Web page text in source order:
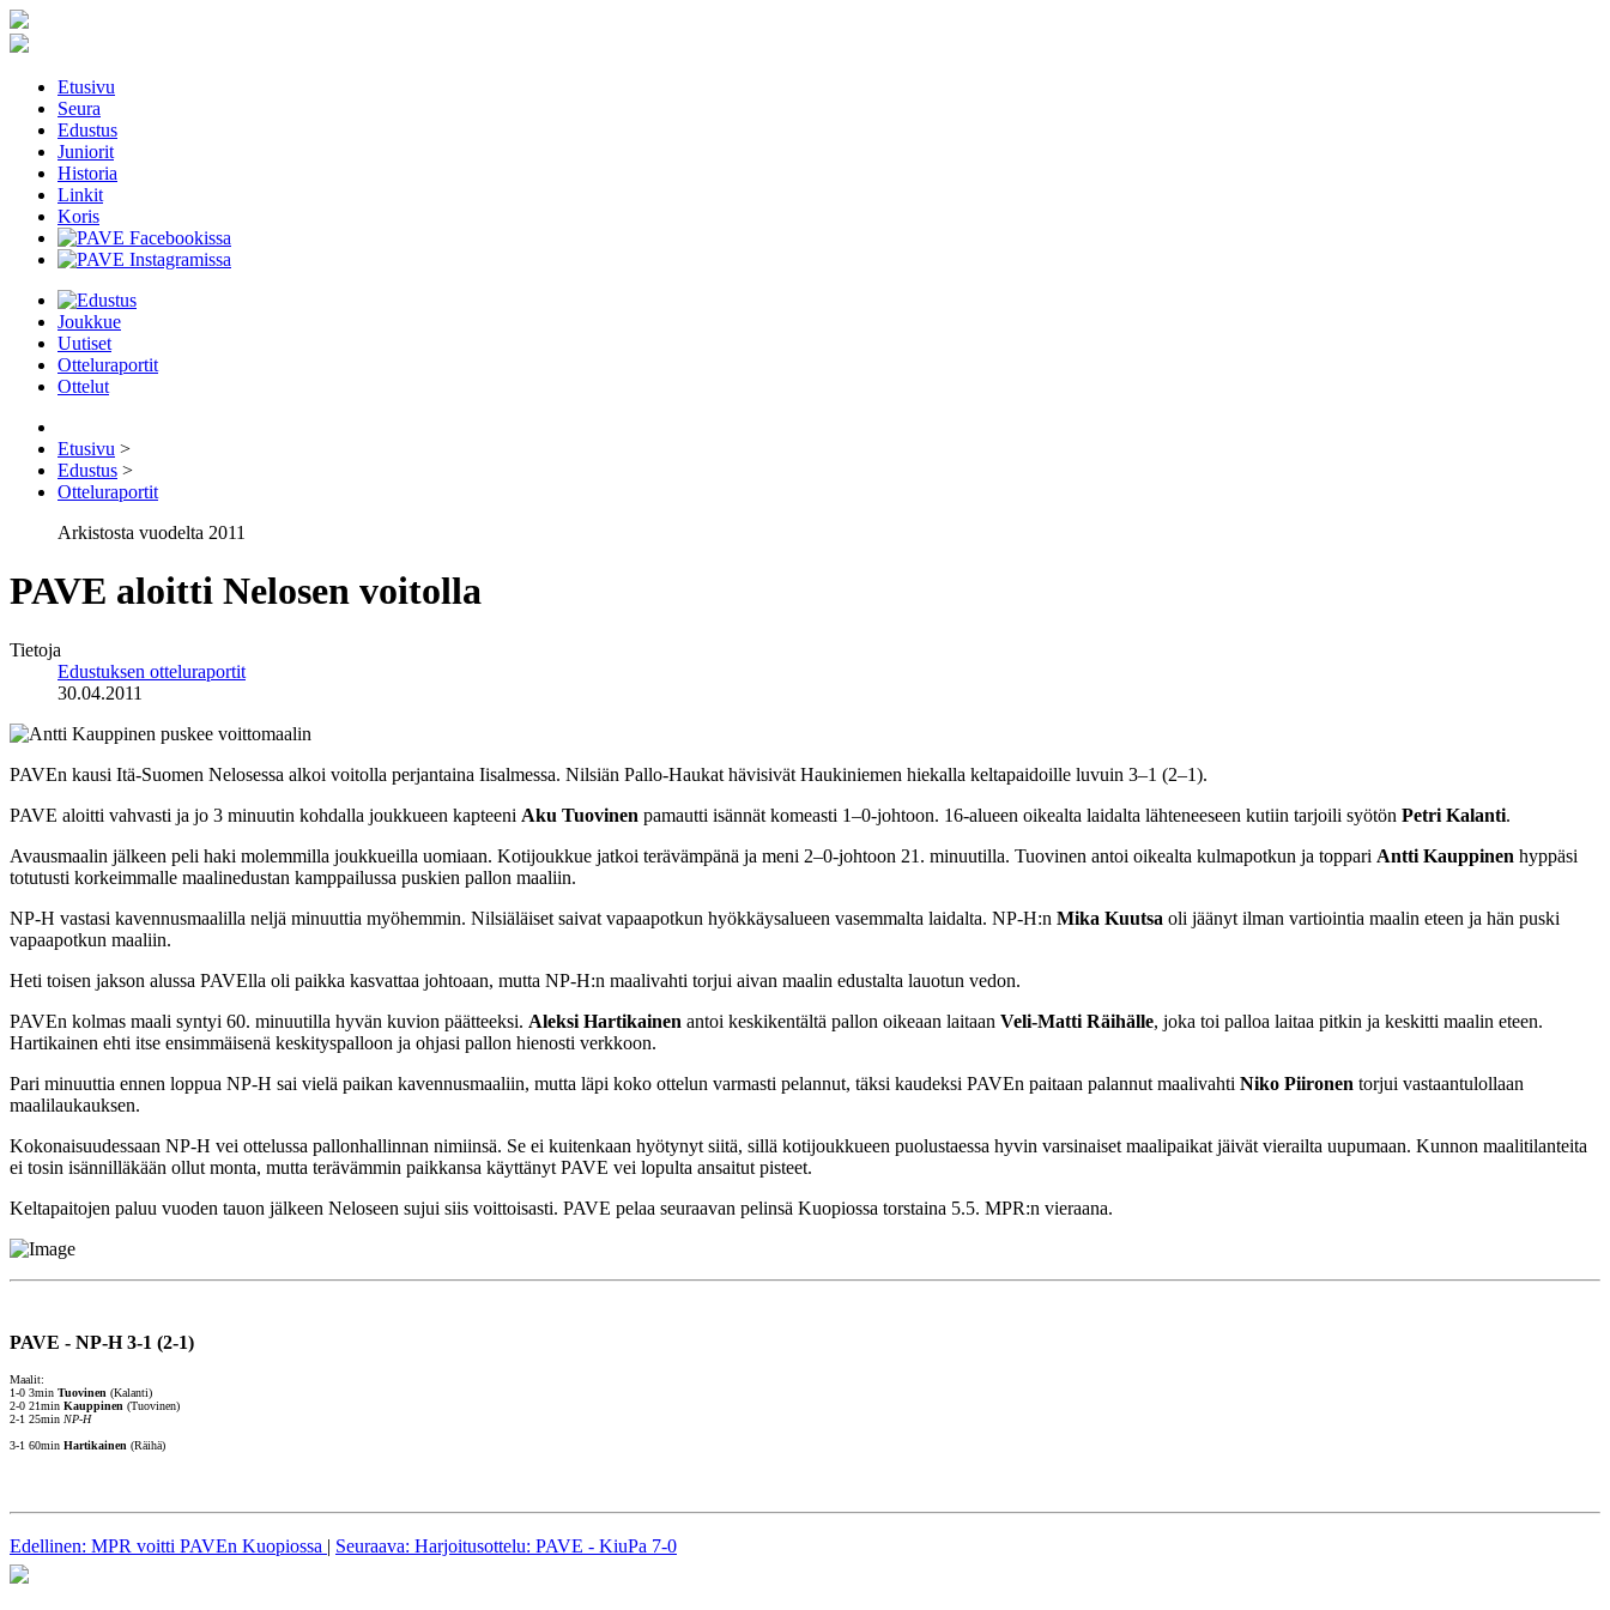
Etusivu
Seura
Edustus
Juniorit
Historia
Linkit
Koris
Joukkue
Uutiset
Otteluraportit
Ottelut
Etusivu >
Edustus >
Otteluraportit
Arkistosta vuodelta 2011
PAVE aloitti Nelosen voitolla
Tietoja
Edustuksen otteluraportit
30.04.2011
PAVEn kausi Itä-Suomen Nelosessa alkoi voitolla perjantaina Iisalmessa. Nilsiän Pallo-Haukat hävisivät Haukiniemen hiekalla keltapaidoille luvuin 3–1 (2–1).
PAVE aloitti vahvasti ja jo 3 minuutin kohdalla joukkueen kapteeni Aku Tuovinen pamautti isännät komeasti 1–0-johtoon. 16-alueen oikealta laidalta lähteneeseen kutiin tarjoili syötön Petri Kalanti.
Avausmaalin jälkeen peli haki molemmilla joukkueilla uomiaan. Kotijoukkue jatkoi terävämpänä ja meni 2–0-johtoon 21. minuutilla. Tuovinen antoi oikealta kulmapotkun ja toppari Antti Kauppinen hyppäsi
totutusti korkeimmalle maalinedustan kamppailussa puskien pallon maaliin.
NP-H vastasi kavennusmaalilla neljä minuuttia myöhemmin. Nilsiäläiset saivat vapaapotkun hyökkäysalueen vasemmalta laidalta. NP-H:n Mika Kuutsa oli jäänyt ilman vartiointia maalin eteen ja hän puski
vapaapotkun maaliin.
Heti toisen jakson alussa PAVElla oli paikka kasvattaa johtoaan, mutta NP-H:n maalivahti torjui aivan maalin edustalta lauotun vedon.
PAVEn kolmas maali syntyi 60. minuutilla hyvän kuvion päätteeksi. Aleksi Hartikainen antoi keskikentältä pallon oikeaan laitaan Veli-Matti Räihälle, joka toi palloa laitaa pitkin ja keskitti maalin eteen.
Hartikainen ehti itse ensimmäisenä keskityspalloon ja ohjasi pallon hienosti verkkoon.
Pari minuuttia ennen loppua NP-H sai vielä paikan kavennusmaaliin, mutta läpi koko ottelun varmasti pelannut, täksi kaudeksi PAVEn paitaan palannut maalivahti Niko Piironen torjui vastaantulollaan
maalilaukauksen.
Kokonaisuudessaan NP-H vei ottelussa pallonhallinnan nimiinsä. Se ei kuitenkaan hyötynyt siitä, sillä kotijoukkueen puolustaessa hyvin varsinaiset maalipaikat jäivät vierailta uupumaan. Kunnon maalitilanteita
ei tosin isännilläkään ollut monta, mutta terävämmin paikkansa käyttänyt PAVE vei lopulta ansaitut pisteet.
Keltapaitojen paluu vuoden tauon jälkeen Neloseen sujui siis voittoisasti. PAVE pelaa seuraavan pelinsä Kuopiossa torstaina 5.5. MPR:n vieraana.
PAVE - NP-H 3-1 (2-1)
Maalit:
1-0 3min Tuovinen (Kalanti)
2-0 21min Kauppinen (Tuovinen)
2-1 25min NP-H
3-1 60min Hartikainen (Räihä)
Edellinen: MPR voitti PAVEn Kuopiossa | Seuraava: Harjoitusottelu: PAVE - KiuPa 7-0